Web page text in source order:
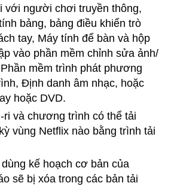
với người chơi truyền thông,
bảng, bảng điều khiển trò
tay, Máy tính để bàn và hộp
vào phần mềm chỉnh sửa ảnh/
mềm trình phát phương
Định danh âm nhạc, hoặc
hoặc DVD.
ri và chương trình có thể tải
vùng Netflix nào bằng trình tải
kế hoạch cơ bản của
sẽ bị xóa trong các bản tải